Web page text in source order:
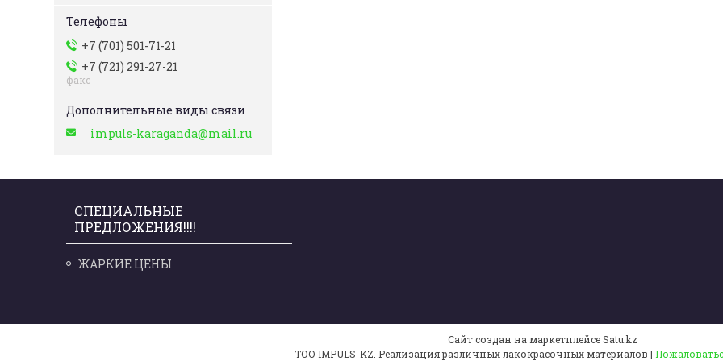
+7 (701) 501-71-21
+7 (721) 291-27-21
факс
impuls-karaganda@mail.ru
СПЕЦИАЛЬНЫЕ
ПРЕДЛОЖЕНИЯ!!!!
ЖАРКИЕ ЦЕНЫ
Сайт создан на маркетплейсеSatu.kz
ТОО IMPULS-KZ. Реализация различных лакокрасочных материалов |